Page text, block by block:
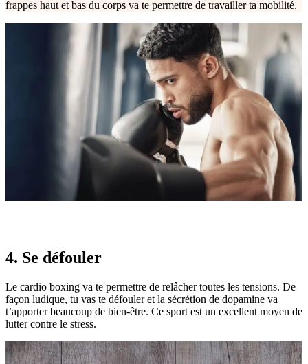
frappes haut et bas du corps va te permettre de travailler ta mobilité.
4. Se défouler
Le cardio boxing va te permettre de relâcher toutes les tensions. De
façon ludique, tu vas te défouler et la sécrétion de dopamine va
t’apporter beaucoup de bien-être. Ce sport est un excellent moyen de
lutter contre le stress.